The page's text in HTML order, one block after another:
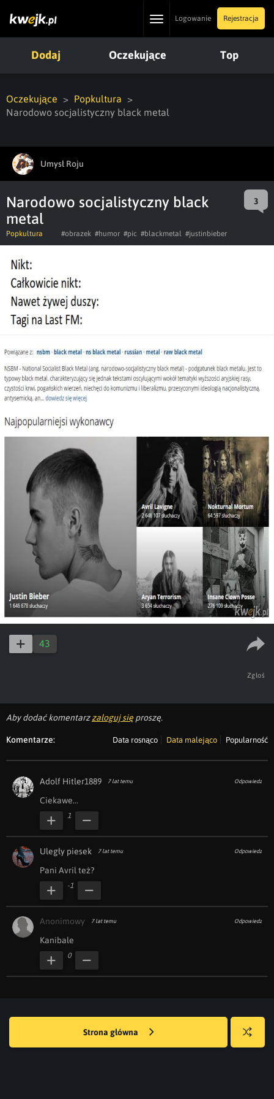
ToggleLogowanie Rejestracja
Dodaj Oczekujące Top
Oczekujące
Popkultura
Narodowo socjalistyczny black metal
Umysł Roju
Narodowo socjalistyczny black
metal
3
Popkultura #obrazek #humor #pic #blackmetal #justinbieber
43
Zgłoś
Aby dodać komentarzzaloguj się proszę.
Komentarze: Data rosnąco Data malejąco Popularność
Adolf Hitler1889 7 lat temu Odpowiedz
Ciekawe...
1
Uległy piesek 7 lat temu Odpowiedz
Pani Avril też?
-1
Anonimowy 7 lat temu Odpowiedz
Kanibale
0
Strona główna